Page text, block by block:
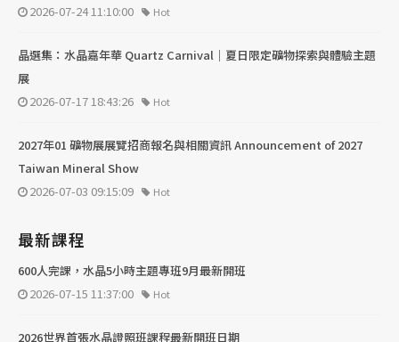
2026-07-24 11:10:00
Hot
晶選集：水晶嘉年華 Quartz Carnival｜夏日限定礦物探索與體驗主題
展
2026-07-17 18:43:26
Hot
2027年01 礦物展展覽招商報名與相關資訊 Announcement of 2027
Taiwan Mineral Show
2026-07-03 09:15:09
Hot
最新課程
600人完課，水晶5小時主題專班9月最新開班
2026-07-15 11:37:00
Hot
2026世界首張水晶證照班課程最新開班日期